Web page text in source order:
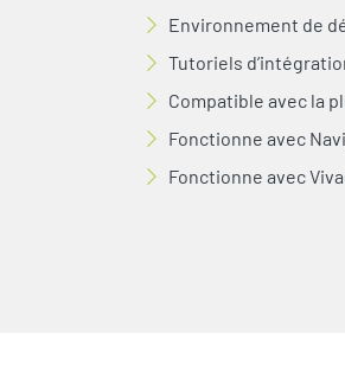
Environnement de
Tutoriels
Compatible avec la
Fonctionne avec
Fonctionne avec